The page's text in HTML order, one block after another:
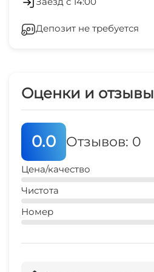
5 мин
Стиральная машина
Депозит не требуется
Оценки и отзывы
0.0 Отзывов: 0
Цена/качество
Чистота
Номер